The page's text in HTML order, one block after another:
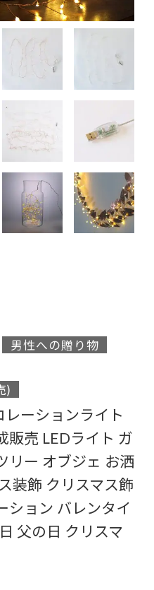
男性への贈り物
)
レーションライト
販売 LEDライト ガ
リー オブジェ お洒
装飾 クリスマス飾
ション バレンタイ
父の日 クリスマ